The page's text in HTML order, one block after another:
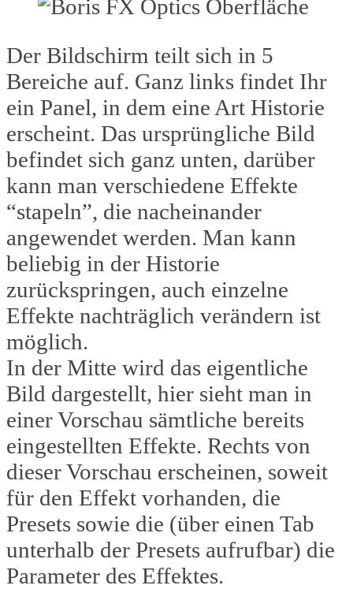
Der Bildschirm teilt sich in 5
Bereiche auf. Ganz links findet Ihr
ein Panel, in dem eine Art Historie
erscheint. Das ursprüngliche Bild
befindet sich ganz unten, darüber
kann man verschiedene Effekte
“stapeln”, die nacheinander
angewendet werden. Man kann
beliebig in der Historie
zurückspringen, auch einzelne
Effekte nachträglich verändern ist
möglich.
In der Mitte wird das eigentliche
Bild dargestellt, hier sieht man in
einer Vorschau sämtliche bereits
eingestellten Effekte. Rechts von
dieser Vorschau erscheinen, soweit
für den Effekt vorhanden, die
Presets sowie die (über einen Tab
unterhalb der Presets aufrufbar) die
Parameter des Effektes.